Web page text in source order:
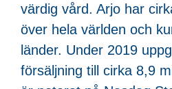
värdig vård. Arjo har
över hela världen och
länder. Under 2019
försäljning till cirka 8,9